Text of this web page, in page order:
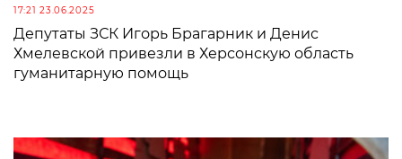
17:21 23.06.2025
Депутаты ЗСК Игорь Брагарник и Денис
Хмелевской привезли в Херсонскую область
гуманитарную помощь